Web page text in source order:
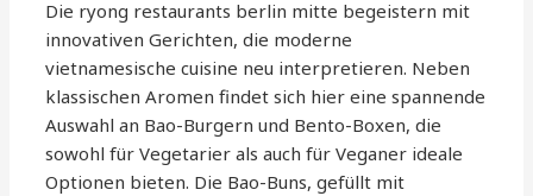
Die ryong restaurants berlin mitte begeistern mit
innovativen Gerichten, die moderne
vietnamesische cuisine neu interpretieren. Neben
klassischen Aromen findet sich hier eine spannende
Auswahl an Bao-Burgern und Bento-Boxen, die
sowohl für Vegetarier als auch für Veganer ideale
Optionen bieten. Die Bao-Buns, gefüllt mit